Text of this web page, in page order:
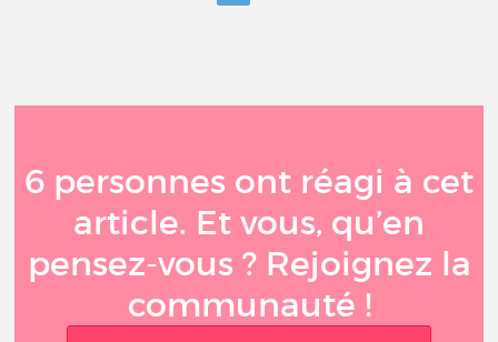
6 personnes ont réagi à cet
article. Et vous, qu’en
pensez-vous ? Rejoignez la
communauté !